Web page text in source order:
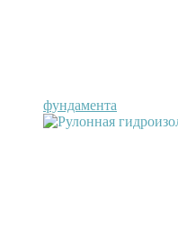
фундамента